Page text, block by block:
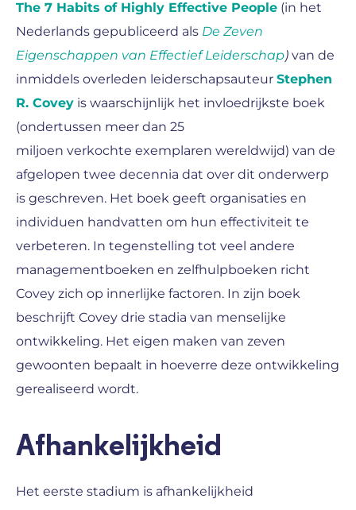
The 7 Habits of Highly Effective People (in het
Nederlands gepubliceerd als De Zeven
Eigenschappen van Effectief Leiderschap) van de
inmiddels overleden leiderschapsauteur Stephen
R. Covey is waarschijnlijk het invloedrijkste boek
(ondertussen meer dan 25
miljoen verkochte exemplaren wereldwijd) van de
afgelopen twee decennia dat over dit onderwerp
is geschreven. Het boek geeft organisaties en
individuen handvatten om hun effectiviteit te
verbeteren. In tegenstelling tot veel andere
managementboeken en zelfhulpboeken richt
Covey zich op innerlijke factoren. In zijn boek
beschrijft Covey drie stadia van menselijke
ontwikkeling. Het eigen maken van zeven
gewoonten bepaalt in hoeverre deze ontwikkeling
gerealiseerd wordt.
Afhankelijkheid
Het eerste stadium is afhankelijkheid